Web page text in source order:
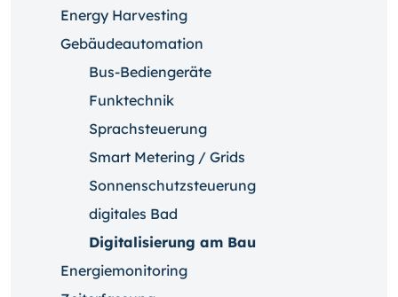
Energy Harvesting
Gebäudeautomation
Bus-Bediengeräte
Funktechnik
Sprachsteuerung
Smart Metering / Grids
Sonnenschutzsteuerung
digitales Bad
Digitalisierung am Bau
Energiemonitoring